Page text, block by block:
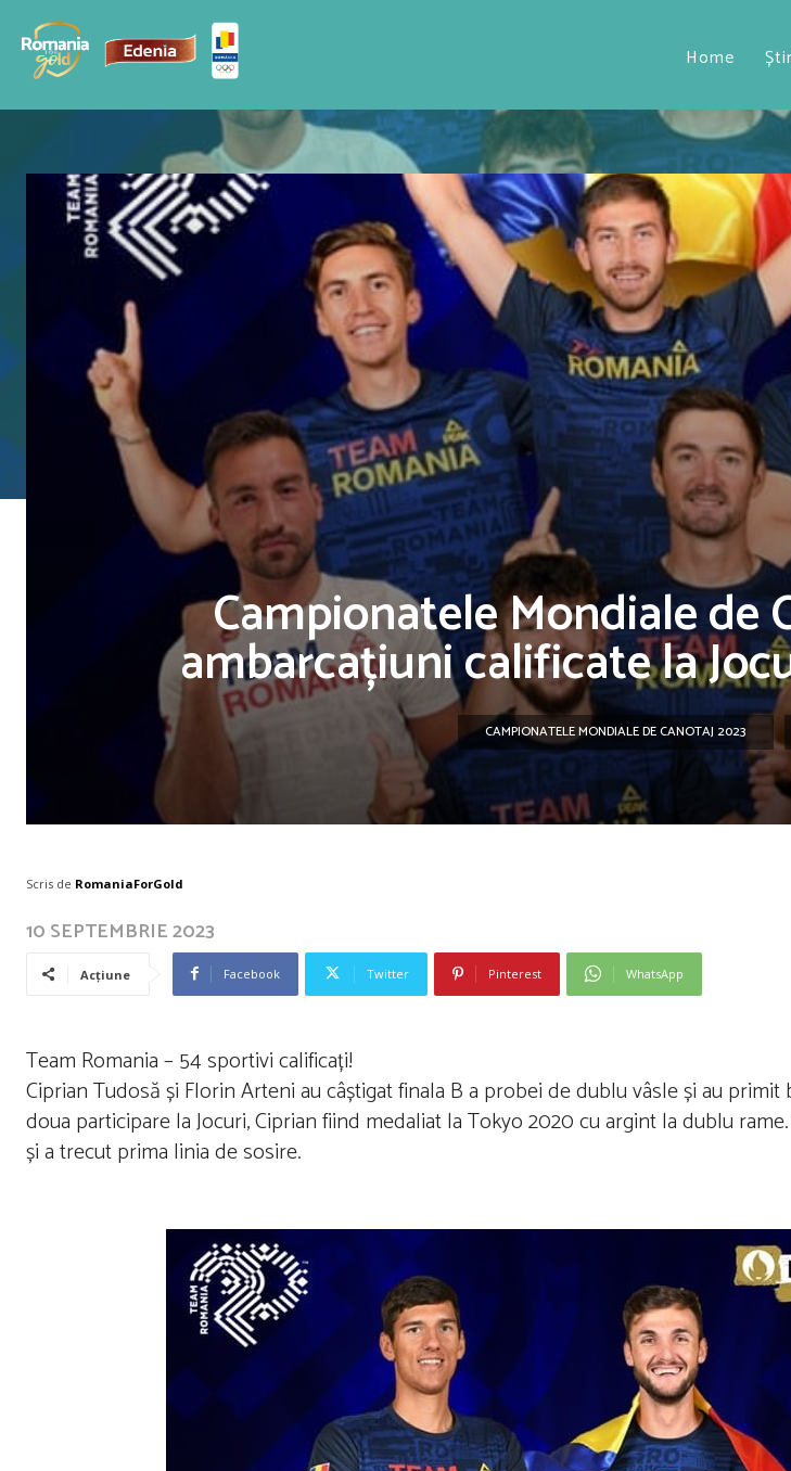
Home
Campionatele Mondiale de
ambarcațiuni calificate la
CAMPIONATELE MONDIALE DE CANOTAJ 2023
Scris de RomaniaForGold
10 SEPTEMBRIE 2023
Acțiune Facebook Twitter Pinterest WhatsApp
Team Romania – 54 sportivi calificați!
Ciprian Tudosă și Florin Arteni au câștigat finala B a probei de dublu vâsle și au
doua participare la Jocuri, Ciprian fiind medaliat la Tokyo 2020 cu argint la dublu
și a trecut prima linia de sosire.